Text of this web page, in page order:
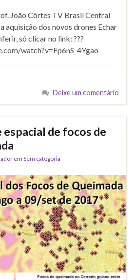
João Côrtes TV Brasil Central
aquisição dos novos drones Echar
só clicar no link: ???
watch?v=Fp6nS_4Ygao
Deixe um comentário
espacial de focos de
em Sem categoria